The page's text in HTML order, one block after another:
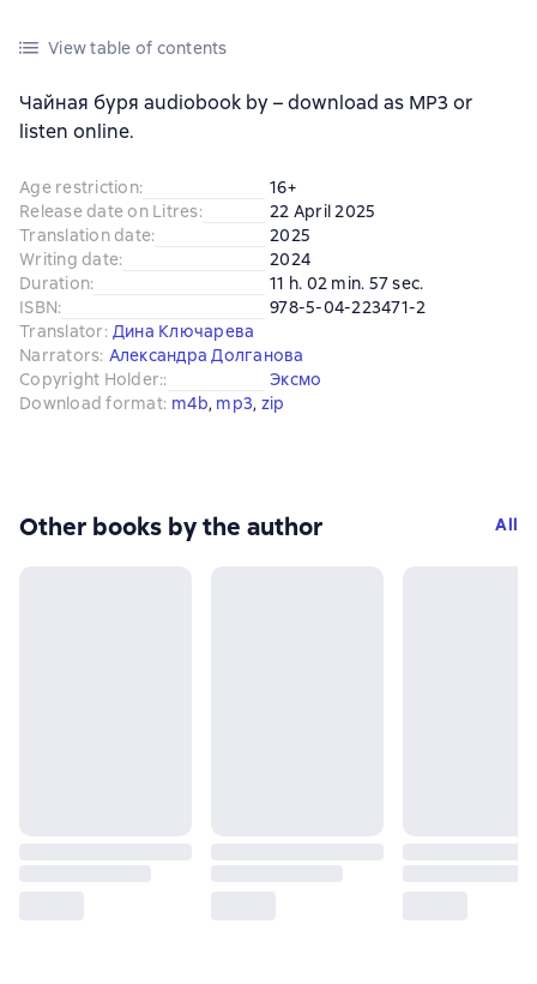
View table of contents
Чайная буря audiobook by – download as MP3 or
listen online.
Age restriction:
16+
Release date on Litres:
22 April 2025
Translation date:
2025
Writing date:
2024
Duration:
11 h. 02 min. 57 sec.
ISBN:
978-5-04-223471-2
Translator: Дина Ключарева
Narrators: Александра Долганова
Copyright Holder::
Эксмо
Download format: m4b, mp3, zip
Other books by the author All